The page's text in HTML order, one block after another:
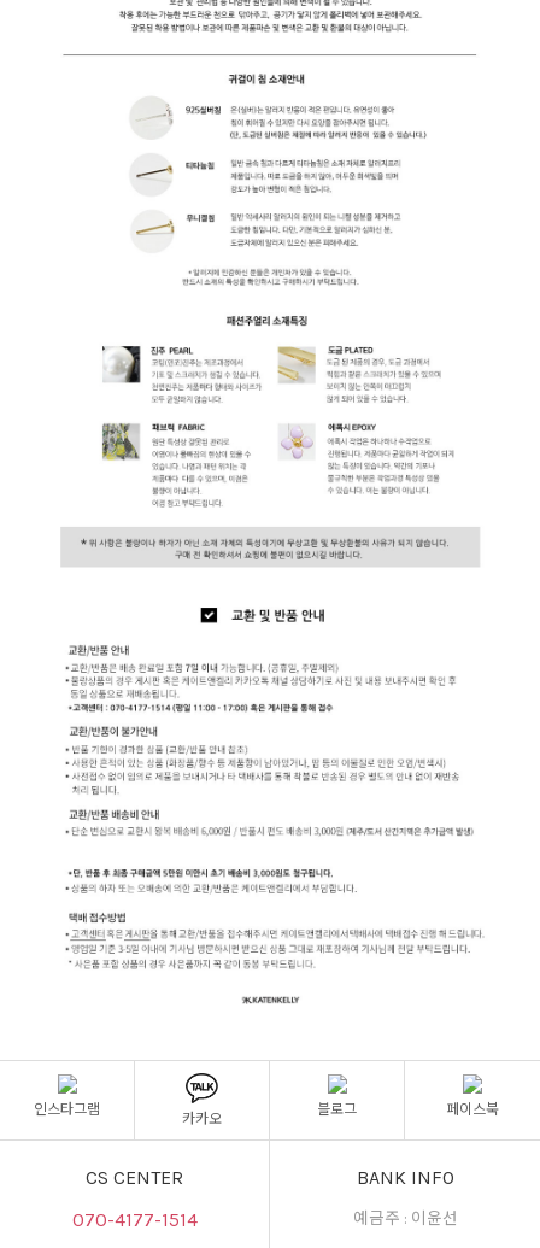
인스타그램
카카오
블로그 페이스북
CS CENTER
070-4177-1514
BANK INFO
예금주 : 이윤선